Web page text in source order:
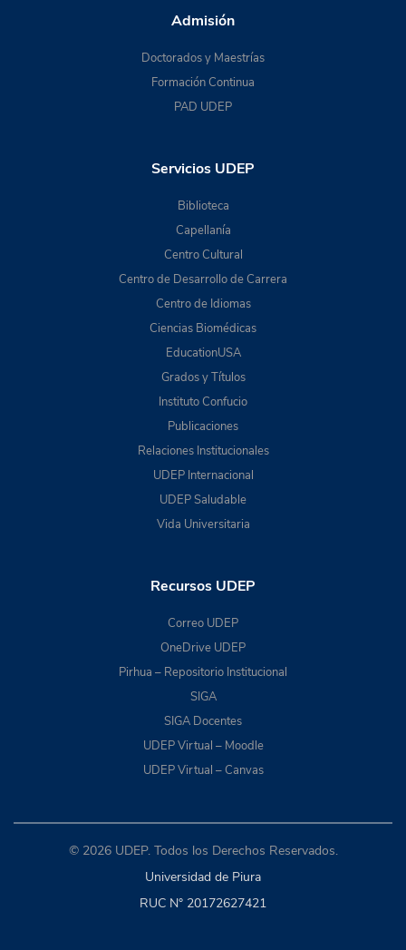
Admisión
Doctorados y Maestrías
Formación Continua
PAD UDEP
Servicios UDEP
Biblioteca
Capellanía
Centro Cultural
Centro de Desarrollo de Carrera
Centro de Idiomas
Ciencias Biomédicas
EducationUSA
Grados y Títulos
Instituto Confucio
Publicaciones
Relaciones Institucionales
UDEP Internacional
UDEP Saludable
Vida Universitaria
Recursos UDEP
Correo UDEP
OneDrive UDEP
Pirhua – Repositorio Institucional
SIGA
SIGA Docentes
UDEP Virtual – Moodle
UDEP Virtual – Canvas
© 2026 UDEP. Todos los Derechos Reservados.
Universidad de Piura
RUC N° 20172627421